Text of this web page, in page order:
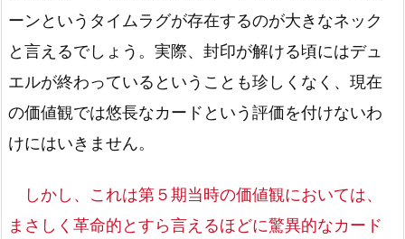
ーンというタイムラグが存在するのが大きなネック
と言えるでしょう。実際、封印が解ける頃にはデュ
エルが終わっているということも珍しくなく、現在
の価値観では悠長なカードという評価を付けないわ
けにはいきません。
しかし、これは第５期当時の価値観においては、
まさしく革命的とすら言えるほどに驚異的なカード